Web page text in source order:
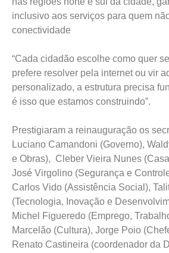
inclusivo aos serviços para quem
conectividade
“Cada cidadão escolhe como quer
prefere resolver pela internet ou vir
personalizado, a estrutura precisa
é isso que estamos construindo”.
Prestigiaram a reinauguração os
Luciano Camandoni (Governo),
e Obras), Cleber Vieira Nunes
José Virgolino (Segurança e
Carlos Vido (Assistência Social),
(Tecnologia, Inovação e
Michel Figueredo (Emprego,
Marcelão (Cultura), Jorge Poio
Renato Castineira (coordenador da